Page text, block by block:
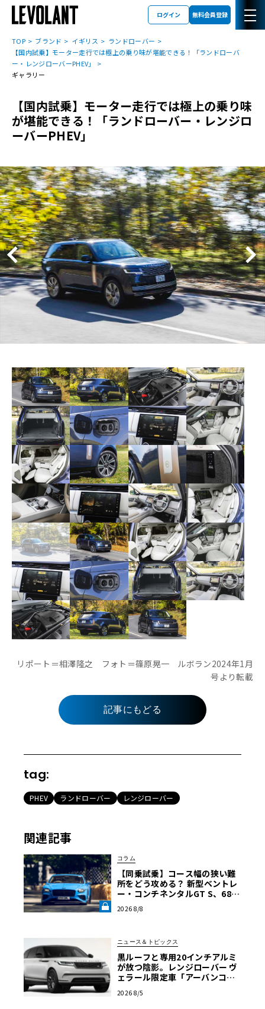
ログイン 無料会員登録
TOP ブランド イギリス
ランドローバー
【国内試乗】モーター走行では極上の乗り味が堪能できる！「ランドローバ
ー・レンジローバーPHEV」
ギャラリー
【国内試乗】モーター走行では極上の乗り味
が堪能できる！「ランドローバー・レンジロ
ーバーPHEV」
リポート＝相澤隆之 フォト＝篠原晃一 ルボラン2024年1月
号より転載
記事にもどる
tag:
PHEV ランドローバー レンジローバー
関連記事
コラム
【同乗試乗】コース幅の狭い難
所をどう攻める？ 新型ベントレ
ー・コンチネンタルGT S、680
【グッドウッドFoS 2026】《LE
2026 8/8
ニュース＆トピックス
黒ルーフと専用20インチアルミ
が放つ陰影。レンジローバー ヴ
ェラール限定車「アーバンコン
2026 8/5